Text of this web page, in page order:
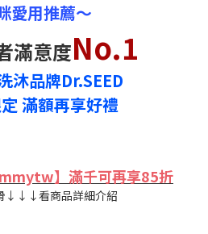
愛用推薦～
滿意度No.1
沐品牌Dr.SEED
滿額再享好禮
】滿千可再享85折
看商品詳細介紹